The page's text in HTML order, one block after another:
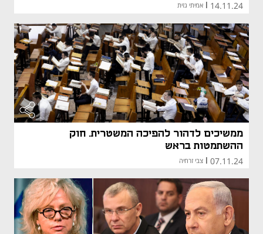
14.11.24 אמיתי גזית
ממשיכים לדהור להפיכה המשטרית. חוק
ההשתמטות בראש
07.11.24 צבי זרחיה